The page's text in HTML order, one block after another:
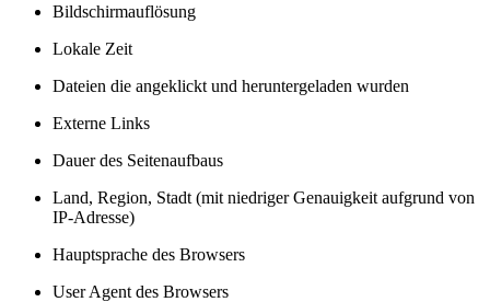
Bildschirmauflösung
Lokale Zeit
Dateien die angeklickt und heruntergeladen wurden
Externe Links
Dauer des Seitenaufbaus
Land, Region, Stadt (mit niedriger Genauigkeit aufgrund von
IP-Adresse)
Hauptsprache des Browsers
User Agent des Browsers